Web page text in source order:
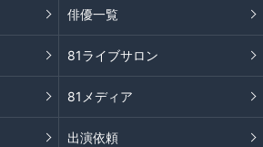
俳優一覧
81ライブサロン
81メディア
出演依頼